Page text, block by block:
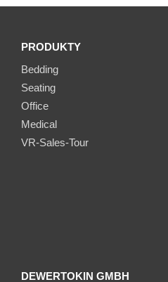
PRODUKTY
Bedding
Seating
Office
Medical
VR-Sales-Tour
DEWERTOKIN GMBH